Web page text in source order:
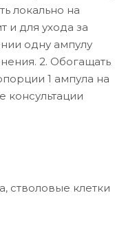
локально на
и для ухода за
одну ампулу
2. Обогащать
1 ампула на
консультации
стволовые клетки